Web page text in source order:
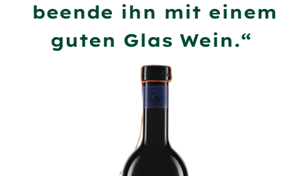
beende ihn mit einem
guten Glas Wein.“